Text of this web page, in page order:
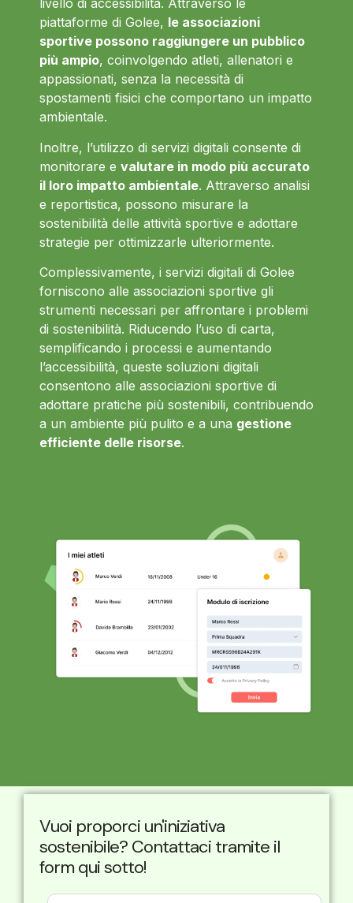
livello di accessibilità. Attraverso le
piattaforme di Golee, le associazioni
sportive possono raggiungere un pubblico
più ampio, coinvolgendo atleti, allenatori e
appassionati, senza la necessità di
spostamenti fisici che comportano un impatto
ambientale.
Inoltre, l’utilizzo di servizi digitali consente di
monitorare e valutare in modo più accurato
il loro impatto ambientale. Attraverso analisi
e reportistica, possono misurare la
sostenibilità delle attività sportive e adottare
strategie per ottimizzarle ulteriormente.
Complessivamente, i servizi digitali di Golee
forniscono alle associazioni sportive gli
strumenti necessari per affrontare i problemi
di sostenibilità. Riducendo l’uso di carta,
semplificando i processi e aumentando
l’accessibilità, queste soluzioni digitali
consentono alle associazioni sportive di
adottare pratiche più sostenibili, contribuendo
a un ambiente più pulito e a una gestione
efficiente delle risorse.
Vuoi proporci un'iniziativa
sostenibile? Contattaci tramite il
form qui sotto!